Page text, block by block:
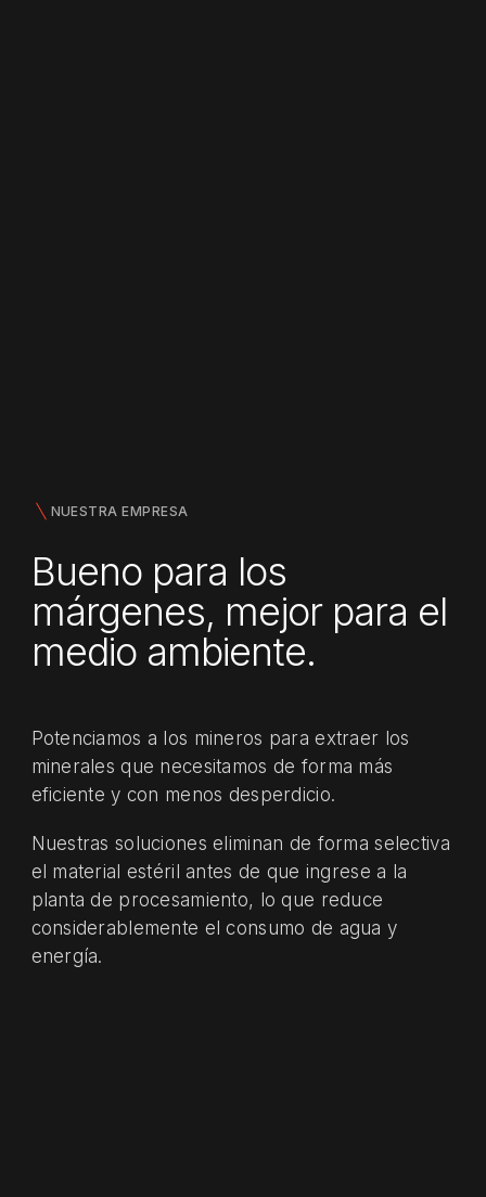
NUESTRA EMPRESA
Bueno para los
márgenes, mejor para el
medio ambiente.
Potenciamos a los mineros para extraer los
minerales que necesitamos de forma más
eficiente y con menos desperdicio.
Nuestras soluciones eliminan de forma selectiva
el material estéril antes de que ingrese a la
planta de procesamiento, lo que reduce
considerablemente el consumo de agua y
energía.